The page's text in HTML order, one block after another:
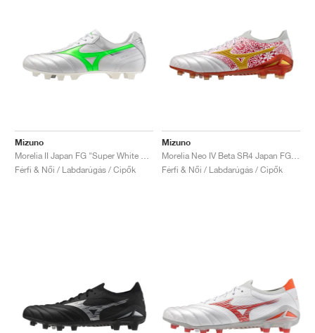
Mizuno
Férfi & Női / Labdarúgás / Cipők
Mizuno
Férfi & Női / Labdarúgás / Cipők